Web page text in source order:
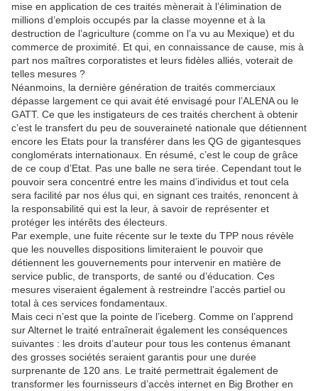
mise en application de ces traités mènerait à l’élimination de
millions d’emplois occupés par la classe moyenne et à la
destruction de l’agriculture (comme on l’a vu au Mexique) et du
commerce de proximité. Et qui, en connaissance de cause, mis à
part nos maîtres corporatistes et leurs fidèles alliés, voterait de
telles mesures ?
Néanmoins, la dernière génération de traités commerciaux
dépasse largement ce qui avait été envisagé pour l’ALENA ou le
GATT. Ce que les instigateurs de ces traités cherchent à obtenir
c’est le transfert du peu de souveraineté nationale que détiennent
encore les Etats pour la transférer dans les QG de gigantesques
conglomérats internationaux. En résumé, c’est le coup de grâce
de ce coup d’Etat. Pas une balle ne sera tirée. Cependant tout le
pouvoir sera concentré entre les mains d’individus et tout cela
sera facilité par nos élus qui, en signant ces traités, renoncent à
la responsabilité qui est la leur, à savoir de représenter et
protéger les intérêts des électeurs.
Par exemple, une fuite récente sur le texte du TPP nous révèle
que les nouvelles dispositions limiteraient le pouvoir que
détiennent les gouvernements pour intervenir en matière de
service public, de transports, de santé ou d’éducation. Ces
mesures viseraient également à restreindre l’accès partiel ou
total à ces services fondamentaux.
Mais ceci n’est que la pointe de l’iceberg. Comme on l’apprend
sur Alternet le traité entraînerait également les conséquences
suivantes : les droits d’auteur pour tous les contenus émanant
des grosses sociétés seraient garantis pour une durée
surprenante de 120 ans. Le traité permettrait également de
transformer les fournisseurs d’accès internet en Big Brother en